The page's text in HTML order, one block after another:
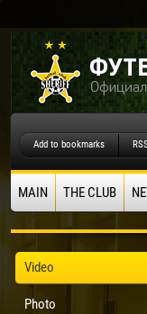
Add to bookmarks
MAIN THE CLUB
Video
Photo